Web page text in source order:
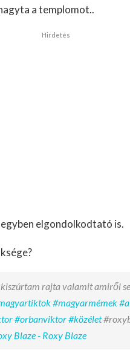
a templomot..
Hirdetés
elgondolkodtató is.
rajta valamit amiről
#magyarmémek
#orbanviktor#közélet
Blaze - Roxy Blaze